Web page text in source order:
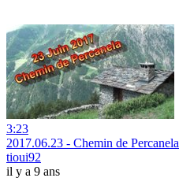
3:23
2017.06.23 - Chemin de Percanela
tioui92
il y a 9 ans